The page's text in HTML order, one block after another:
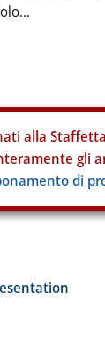
alla
gli
di